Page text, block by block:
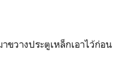
ขวางประตูเหล็กเอาไว้ก่อน